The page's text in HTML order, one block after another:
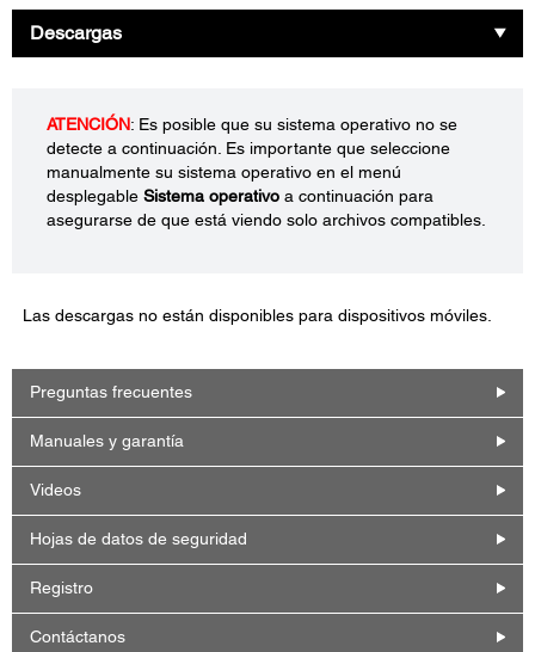
Descargas
ATENCIÓN: Es posible que su sistema operativo no se
detecte a continuación. Es importante que seleccione
manualmente su sistema operativo en el menú
desplegable Sistema operativo a continuación para
asegurarse de que está viendo solo archivos compatibles.
Las descargas no están disponibles para dispositivos móviles.
Preguntas frecuentes
Manuales y garantía
Videos
Hojas de datos de seguridad
Registro
Contáctanos